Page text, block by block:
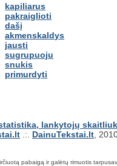
kapiliarus
pakraiglioti
dašį
akmenskaldys
jausti
sugrupuoju
snukis
primurdyti
.:. DainuTekstai.lt ,
pabaigą ir galėtų rimuotis